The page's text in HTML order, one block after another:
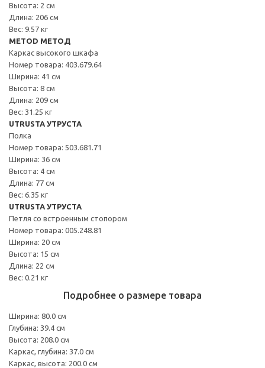
Высота: 2 см
Длина: 206 см
Вес: 9.57 кг
METOD МЕТОД
Каркас высокого шкафа
Номер товара: 403.679.64
Ширина: 41 см
Высота: 8 см
Длина: 209 см
Вес: 31.25 кг
UTRUSTA УТРУСТА
Полка
Номер товара: 503.681.71
Ширина: 36 см
Высота: 4 см
Длина: 77 см
Вес: 6.35 кг
UTRUSTA УТРУСТА
Петля со встроенным стопором
Номер товара: 005.248.81
Ширина: 20 см
Высота: 15 см
Длина: 22 см
Вес: 0.21 кг
Подробнее о размере товара
Ширина: 80.0 см
Глубина: 39.4 см
Высота: 208.0 см
Каркас, глубина: 37.0 см
Каркас, высота: 200.0 см